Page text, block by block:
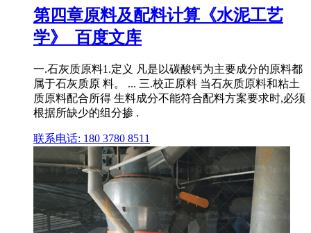
第四章原料及配料计算《水泥工艺
学》_百度文库
一.石灰质原料1.定义 凡是以碳酸钙为主要成分的原料都
属于石灰质原 料。 ... 三.校正原料 当石灰质原料和粘土
质原料配合所得 生料成分不能符合配料方案要求时,必须
根据所缺少的组分掺 .
联系电话: 180 3780 8511